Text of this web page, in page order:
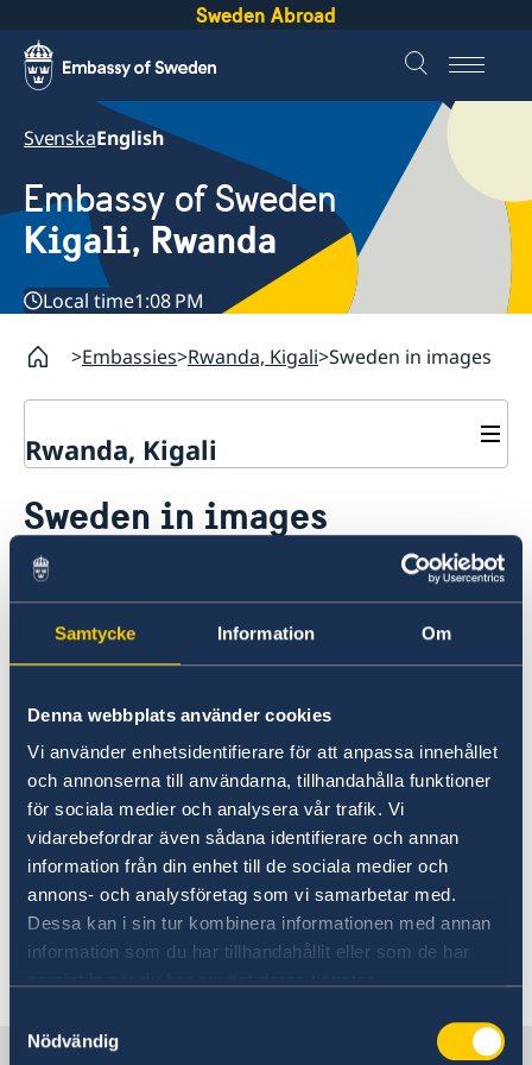
Samtycke Information Om
Denna webbplats använder cookies
Vi använder enhetsidentifierare för att anpassa innehållet
och annonserna till användarna, tillhandahålla funktioner
för sociala medier och analysera vår trafik. Vi
vidarebefordrar även sådana identifierare och annan
information från din enhet till de sociala medier och
annons- och analysföretag som vi samarbetar med.
Dessa kan i sin tur kombinera informationen med annan
information som du har tillhandahållit eller som de har
Nödvändig
Sweden Abroad
SvenskaEnglish
Embassy of Sweden
Kigali, Rwanda
Local time1:08 PM
Embassies Rwanda, Kigali Sweden in images
Rwanda, Kigali
About us
Embassy Staff
Current
News
Sweden in images
Imagebank Sweden is Sweden’s
Official Image Bank. All images are
free of charge and for you to use when
You can easily find the image you want
by browsing the categories or use the
search function.
The Image Bank will continuously be updated
with new pictures, so hopefully you will find
something new every time.